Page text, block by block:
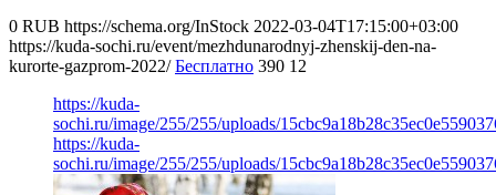
0 RUB https://schema.org/InStock 2022-03-04T17:15:00+03:00
https://kuda-sochi.ru/event/mezhdunarodnyj-zhenskij-den-na-
kurorte-gazprom-2022/ Бесплатно 390 12
https://kuda-
sochi.ru/image/255/255/uploads/
https://kuda-
sochi.ru/image/255/255/uploads/